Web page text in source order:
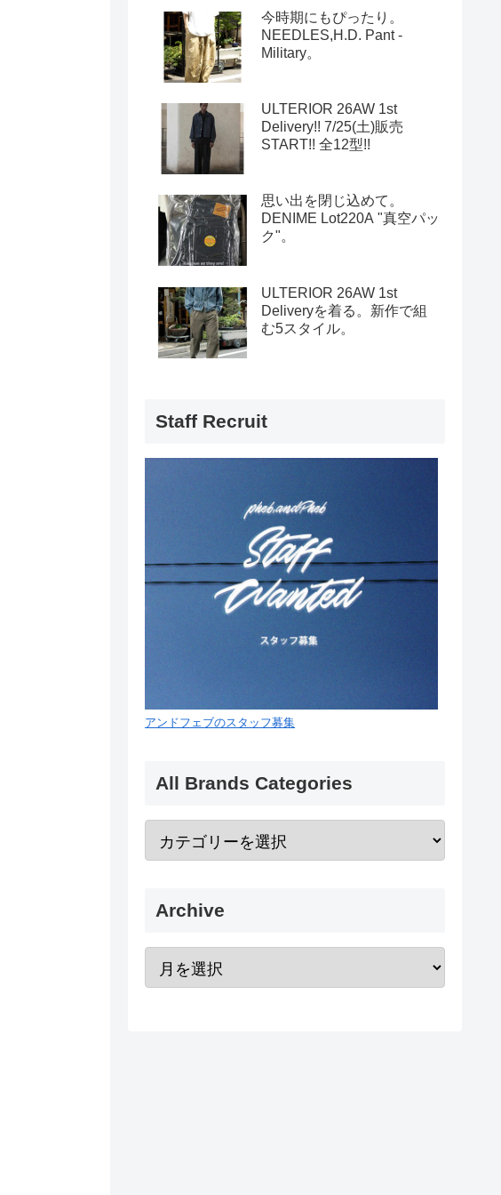
今時期にもぴったり。
NEEDLES,H.D. Pant -
Military。
ULTERIOR 26AW 1st
Delivery!! 7/25(土)販売
START!! 全12型!!
思い出を閉じ込めて。
DENIME Lot220A "真空パッ
ク"。
ULTERIOR 26AW 1st
Deliveryを着る。新作で組
む5スタイル。
Staff Recruit
アンドフェブのスタッフ募集
All Brands Categories
Archive